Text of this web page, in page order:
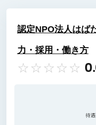
認定NPO法人はば
力・採用・働き方
☆ ☆ ☆ ☆ ☆